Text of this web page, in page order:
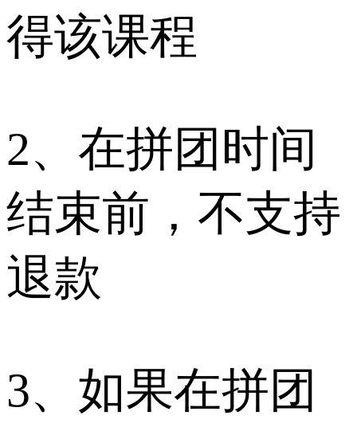
得该课程
2、在拼团时间
结束前，不支持
退款
3、如果在拼团